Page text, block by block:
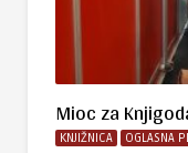
Mioc za
KNJIŽNICA OGLASNA